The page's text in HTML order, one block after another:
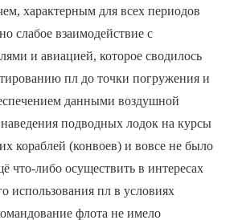
характерным для всех периодов
слабое взаимодействие с
и авиацией, которое сводилось
пл до точки погружения и
данными воздушной
подводных лодок на курсы
кораблей (конвоев) и вовсе не было
что-либо осуществить в интересах
использования пл в условиях
флота не имело